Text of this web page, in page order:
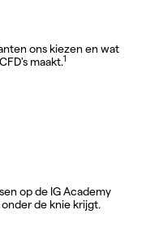
ons kiezen en wat
maakt.1
op de IG Academy
de knie krijgt.